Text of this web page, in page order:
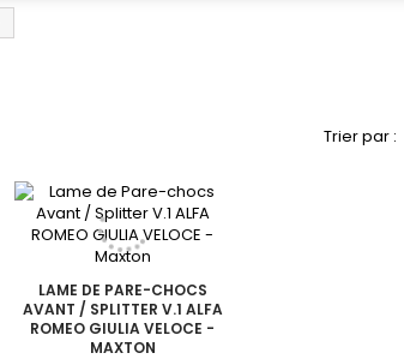
Trier par :
LAME DE PARE-CHOCS
AVANT / SPLITTER V.1 ALFA
ROMEO GIULIA VELOCE -
MAXTON